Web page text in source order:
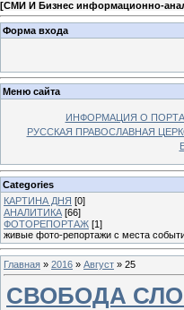
[СМИ И Бизнес информационно-
Форма входа
Меню сайта
ИНФОРМАЦИЯ О
РУССКАЯ ПРАВОСЛАВНАЯ
Categories
КАРТИНА ДНЯ [0]
АНАЛИТИКА [66]
ФОТОРЕПОРТАЖ [1]
живые фото-репортажи с места
Главная » 2016 » Август » 25
СВОБОДА